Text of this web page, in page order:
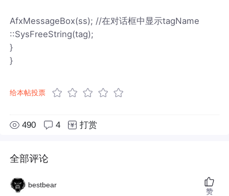
AfxMessageBox(ss); //在对话框中显示tagName
::SysFreeString(tag);
}
}
给本帖投票
490 4 打赏
全部评论
bestbear
赞